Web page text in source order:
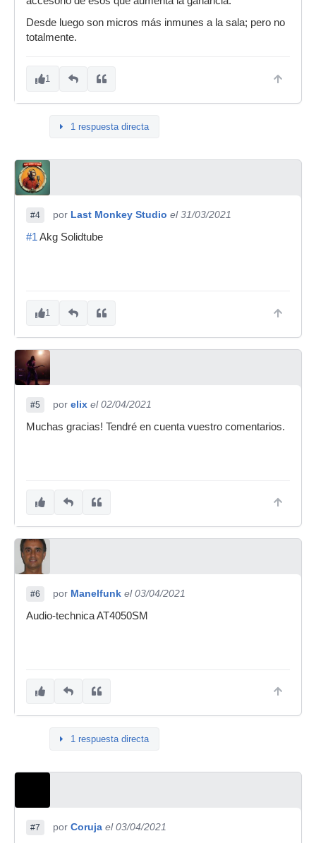
Desde luego son micros más inmunes a la sala; pero no
totalmente.
1
1 respuesta directa
#4 por Last Monkey Studio el 31/03/2021
#1 Akg Solidtube
1
#5 por elix el 02/04/2021
Muchas gracias! Tendré en cuenta vuestro comentarios.
#6 por Manelfunk el 03/04/2021
Audio-technica AT4050SM
1 respuesta directa
#7 por Coruja el 03/04/2021